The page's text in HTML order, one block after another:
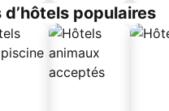
s
populaires